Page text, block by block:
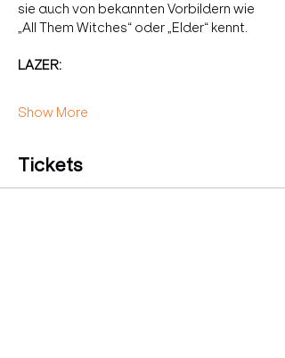
sie auch von bekannten Vorbildern wie
„All Them Witches“ oder „Elder“ kennt.
LAZER:
Show More
Tickets